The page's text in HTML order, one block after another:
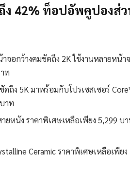
ง 42% ท็อปอัพคูปองส่
าจอกว้างคมชัดถึง 2K ใช้งานหลายหน้
ท
ถึง 5K มาพร้อมกับโปรเซสเซอร์
าท
ายหนัง ราคาพิเศษเหลือเพียง 5,299 บ
Ceramic ราคาพิเศษเหลือเพีย